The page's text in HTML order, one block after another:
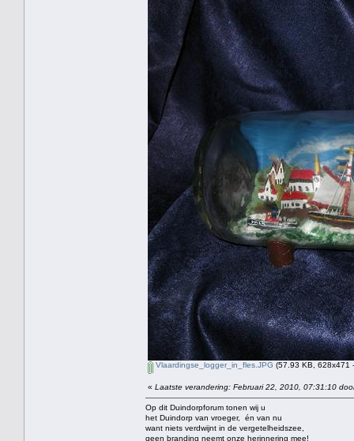
Vlaardingse_logger_in_fles.JPG (57.93 KB, 628x471
« Laatste verandering: Februari 22, 2010, 07:31:10
Op dit Duindorpforum tonen wij u
het Duindorp van vroeger, én van nu
want niets verdwijnt in de vergetelheidszee,
geen branding neemt onze herinnering mee!